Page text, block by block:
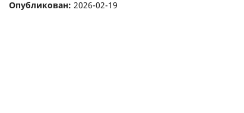
Опубликован: 2026-02-19